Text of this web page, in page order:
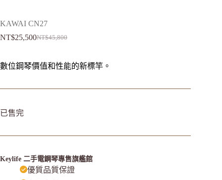
KAWAI CN27
NT$45,800
NT$25,500
數位鋼琴價值和性能的新標竿。
已售完
Keylife 二手電鋼琴專售旗艦館
優質品質保證